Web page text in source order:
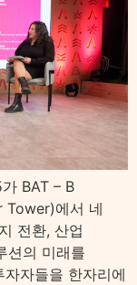
BAT – B
Tower)에서 네
전환, 산업
션의 미래를
자들을 한자리에